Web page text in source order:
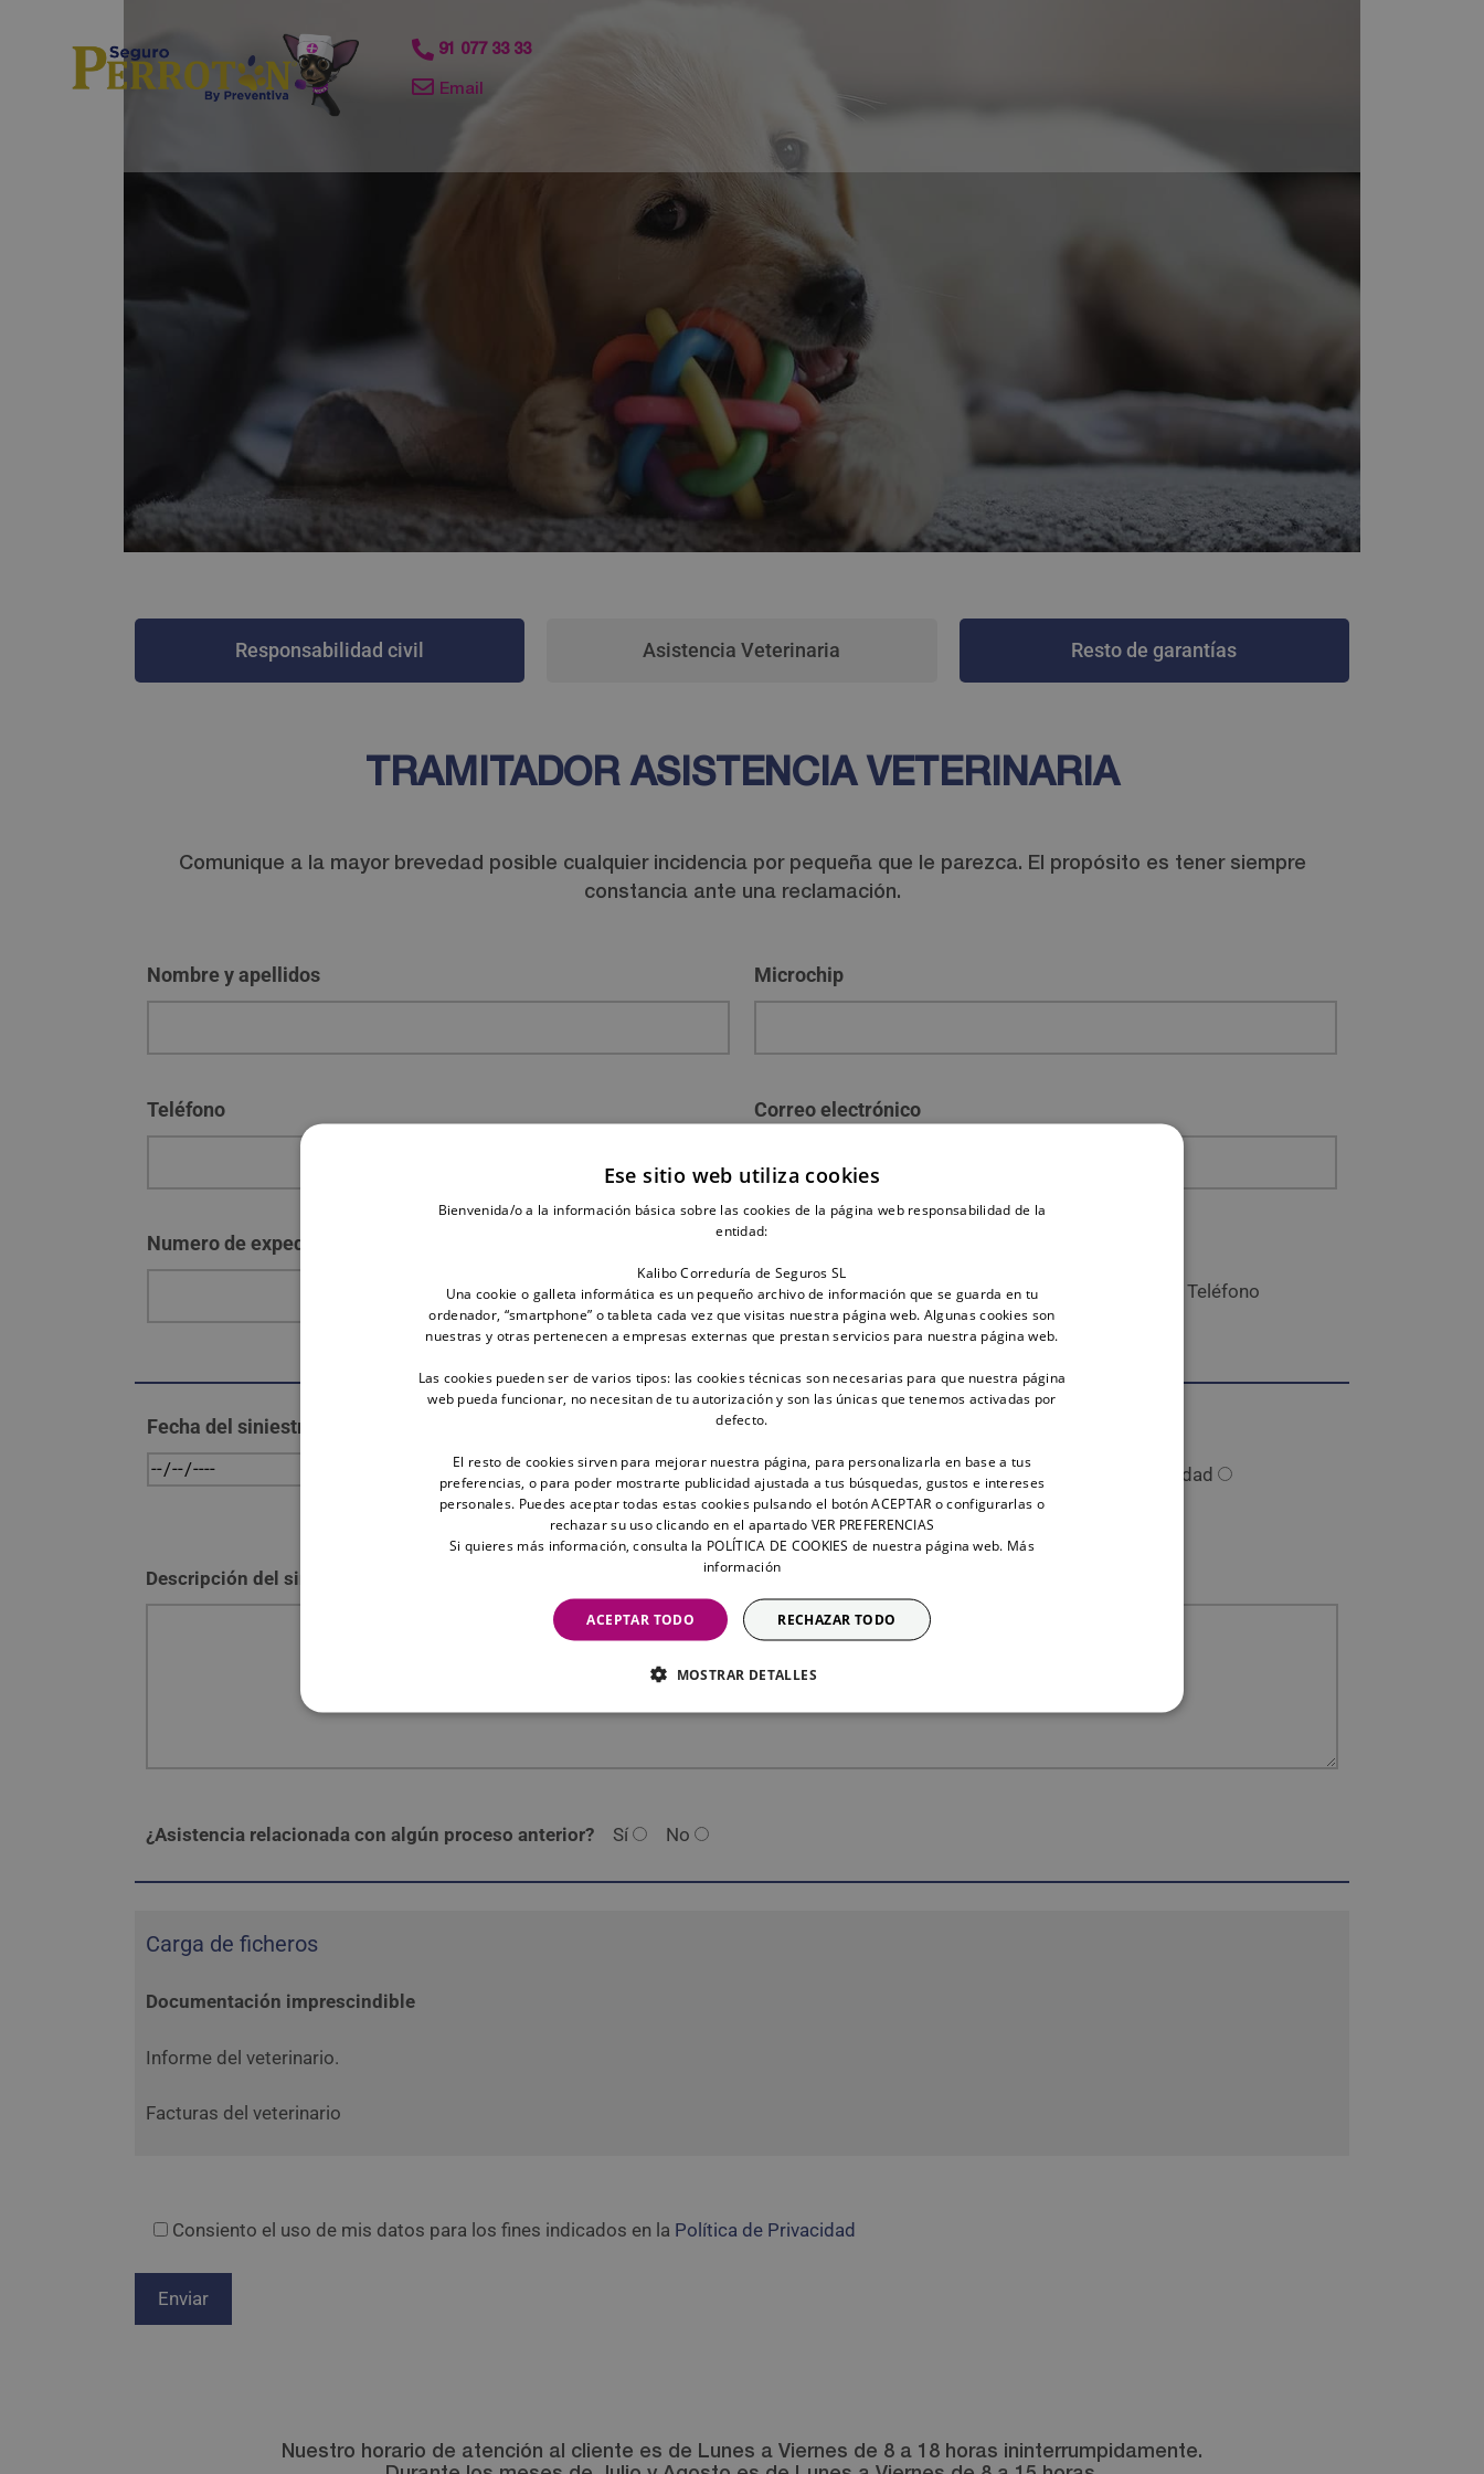
91 077 33 33
Email
Responsabilidad civil Asistencia Veterinaria Resto de garantías
TRAMITADOR ASISTENCIA VETERINARIA
Comunique a la mayor brevedad posible cualquier incidencia por pequeña que le parezca. El propósito es tener siempre
constancia ante una reclamación.
Nombre y apellidos Microchip
Teléfono Correo electrónico
Numero de expediente (Si lo tiene)
¿Cómo prefiere que le contactemos? Teléfono
Fecha del siniestro
Tipo de siniestro: Por accidente Por enfermedad
Descripción del siniestro
¿Asistencia relacionada con algún proceso anterior? Sí No
Carga de ficheros
Documentación imprescindible
Informe del veterinario.
Facturas del veterinario
Consiento el uso de mis datos para los fines indicados en la Política de Privacidad
Nuestro horario de atención al cliente es de Lunes a Viernes de 8 a 18 horas ininterrumpidamente.
Ese sitio web utiliza cookies
Bienvenida/o a la información básica sobre las cookies de la página web responsabilidad de la
entidad:
Kalibo Correduría de Seguros SL
Una cookie o galleta informática es un pequeño archivo de información que se guarda en tu
ordenador, “smartphone” o tableta cada vez que visitas nuestra página web. Algunas cookies son
nuestras y otras pertenecen a empresas externas que prestan servicios para nuestra página web.
Las cookies pueden ser de varios tipos: las cookies técnicas son necesarias para que nuestra página
web pueda funcionar, no necesitan de tu autorización y son las únicas que tenemos activadas por
defecto.
El resto de cookies sirven para mejorar nuestra página, para personalizarla en base a tus
preferencias, o para poder mostrarte publicidad ajustada a tus búsquedas, gustos e intereses
personales. Puedes aceptar todas estas cookies pulsando el botón ACEPTAR o configurarlas o
rechazar su uso clicando en el apartado VER PREFERENCIAS
Si quieres más información, consulta la POLÍTICA DE COOKIES de nuestra página web. Más
información
ACEPTAR TODO RECHAZAR TODO
MOSTRAR DETALLES